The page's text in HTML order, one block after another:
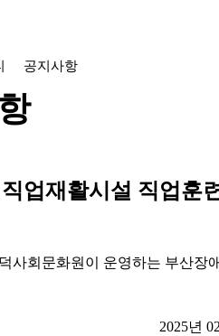
공지사항
업재활시설 직업훈
사회문화원이 운영하는 부산장
2025년